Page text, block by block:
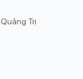
Trị